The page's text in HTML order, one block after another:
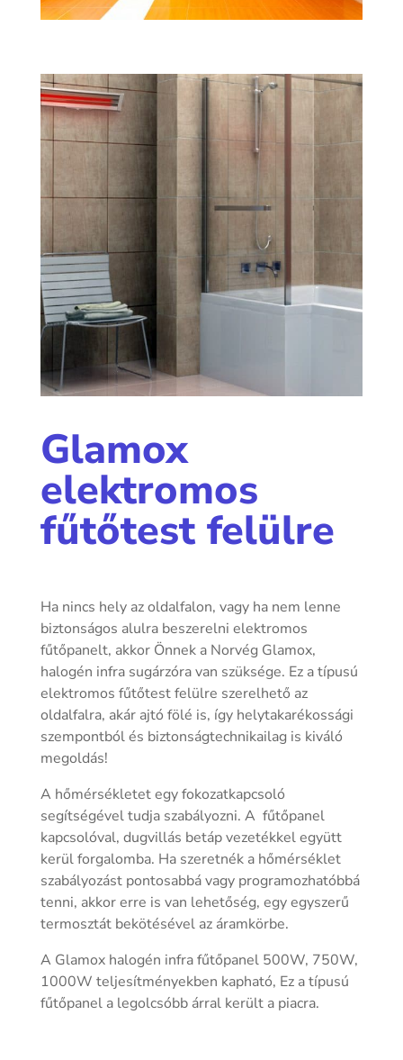
Glamox
elektromos
fűtőtest felülre
Ha nincs hely az oldalfalon, vagy ha nem lenne
biztonságos alulra beszerelni elektromos
fűtőpanelt, akkor Önnek a Norvég Glamox,
halogén infra sugárzóra van szüksége. Ez a típusú
elektromos fűtőtest felülre szerelhető az
oldalfalra, akár ajtó fölé is, így helytakarékossági
szempontból és biztonságtechnikailag is kiváló
megoldás!
A hőmérsékletet egy fokozatkapcsoló
segítségével tudja szabályozni. A fűtőpanel
kapcsolóval, dugvillás betáp vezetékkel együtt
kerül forgalomba. Ha szeretnék a hőmérséklet
szabályozást pontosabbá vagy programozhatóbbá
tenni, akkor erre is van lehetőség, egy egyszerű
termosztát bekötésével az áramkörbe.
A Glamox halogén infra fűtőpanel 500W, 750W,
1000W teljesítményekben kapható, Ez a típusú
fűtőpanel a legolcsóbb árral került a piacra.